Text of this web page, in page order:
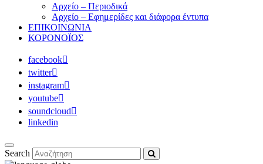
Αρχείο – Περιοδικά
Αρχείο – Εφημερίδες και διάφορα έντυπα
ΕΠΙΚΟΙΝΩΝΙΑ
ΚΟΡΟΝΟΪΟΣ
facebook
twitter
instagram
youtube
soundcloud
linkedin
Search